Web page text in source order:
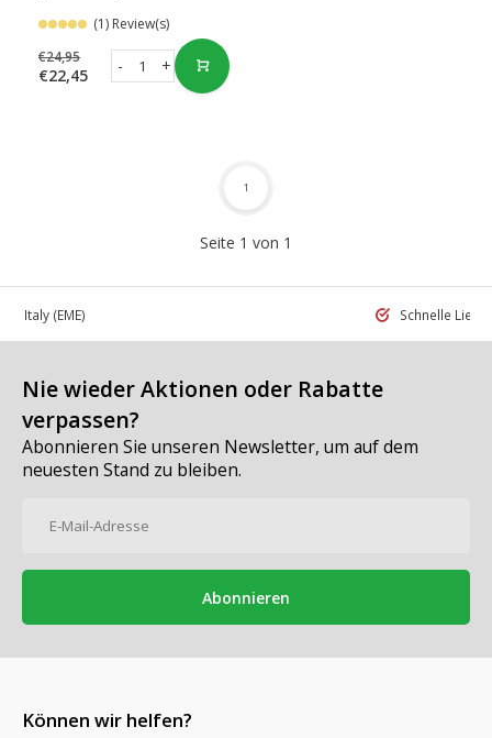
(1) Review(s)
€24,95
€22,45 +
-
Seite 1 von 1
1
in Italy (EME) Schnelle
Nie wieder Aktionen oder Rabatte
verpassen?
Abonnieren Sie unseren Newsletter, um auf dem
neuesten Stand zu bleiben.
Abonnieren
Können wir helfen?